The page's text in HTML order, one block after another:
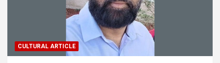
CULTURAL ARTICLE